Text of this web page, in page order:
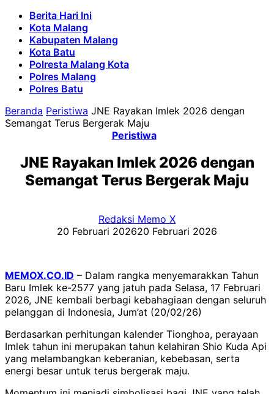
Berita Hari Ini
Kota Malang
Kabupaten Malang
Kota Batu
Polresta Malang Kota
Polres Malang
Polres Batu
Beranda Peristiwa JNE Rayakan Imlek 2026 dengan
Semangat Terus Bergerak Maju
Peristiwa
JNE Rayakan Imlek 2026 dengan
Semangat Terus Bergerak Maju
Redaksi Memo X
20 Februari 202620 Februari 2026
MEMOX.CO.ID – Dalam rangka menyemarakkan Tahun
Baru Imlek ke-2577 yang jatuh pada Selasa, 17 Februari
2026, JNE kembali berbagi kebahagiaan dengan seluruh
pelanggan di Indonesia, Jum’at (20/02/26)
Berdasarkan perhitungan kalender Tionghoa, perayaan
Imlek tahun ini merupakan tahun kelahiran Shio Kuda Api
yang melambangkan keberanian, kebebasan, serta
energi besar untuk terus bergerak maju.